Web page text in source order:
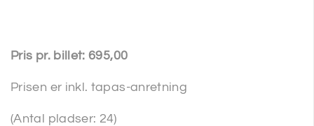
Pris pr. billet: 695,00
Prisen er inkl. tapas-anretning
(Antal pladser: 24)